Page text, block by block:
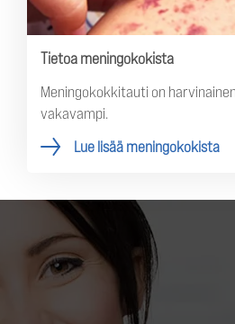
Tietoa meningokokista
Meningokokkitauti on
vakavampi.
Lue lisää meningokokista